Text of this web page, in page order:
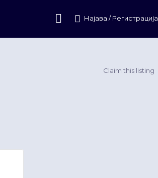
Најава / Регистрација
Claim this listing